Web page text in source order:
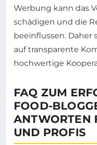
Werbung kann das
schädigen und die
beeinflussen. Daher
auf transparente
hochwertige
FAQ ZUM
FOOD-
ANTWORTEN
UND PROFIS